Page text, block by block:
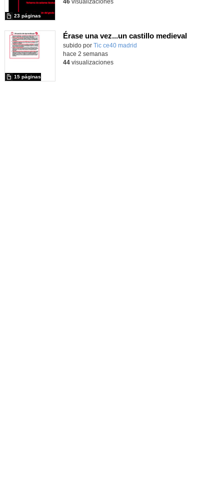
23 páginas
46visualizaciones
Érase una vez...un castillo medieval
subido por Tic ce40 madrid
15 páginas
hace 2 semanas
44visualizaciones